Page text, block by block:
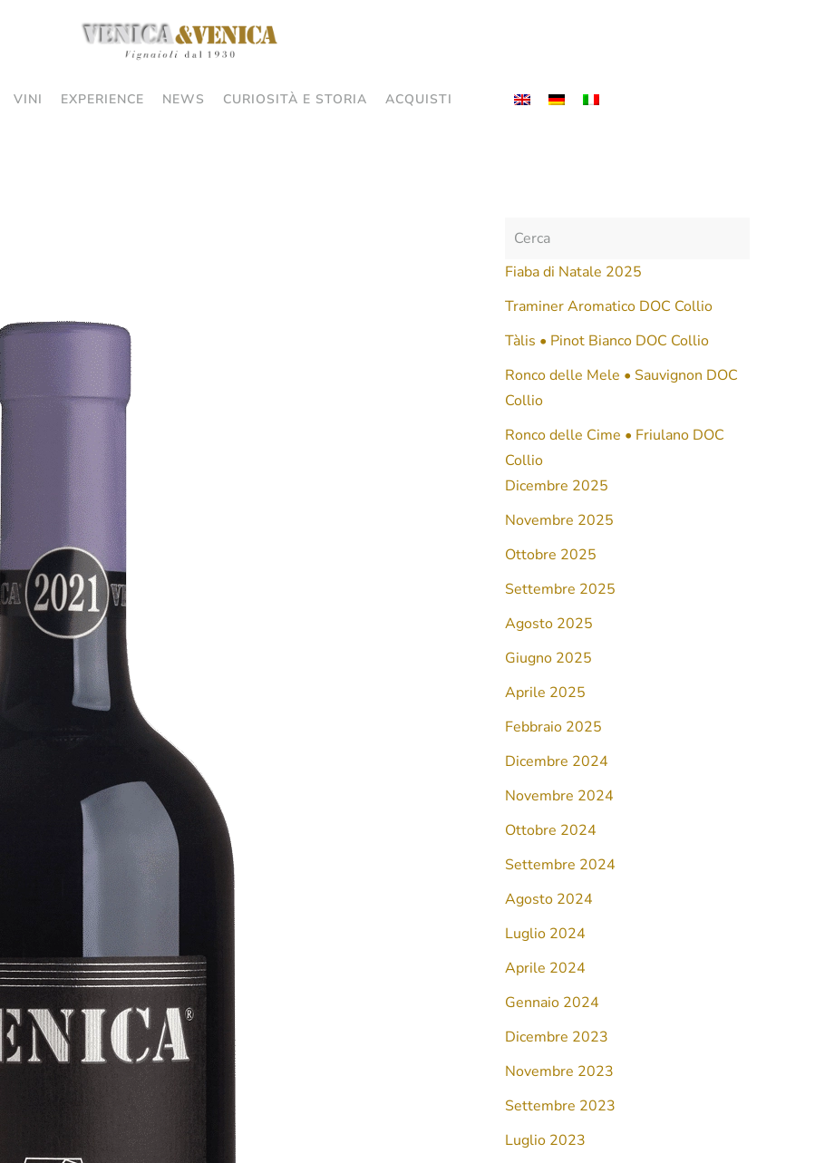
VINI EXPERIENCE NEWS CURIOSITÀ E STORIA ACQUISTI
Fiaba di Natale 2025
Traminer Aromatico DOC Collio
Tàlis • Pinot Bianco DOC Collio
Ronco delle Mele • Sauvignon DOC
Collio
Ronco delle Cime • Friulano DOC
Collio
Dicembre 2025
Novembre 2025
Ottobre 2025
Settembre 2025
Agosto 2025
Giugno 2025
Aprile 2025
Febbraio 2025
Dicembre 2024
Novembre 2024
Ottobre 2024
Settembre 2024
Agosto 2024
Luglio 2024
Aprile 2024
Gennaio 2024
Dicembre 2023
Novembre 2023
Settembre 2023
Luglio 2023